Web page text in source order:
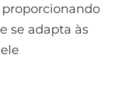
se adapta às